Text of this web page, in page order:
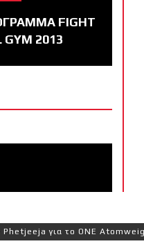
FIGHT
GYM 2013
το ONE Atomweight